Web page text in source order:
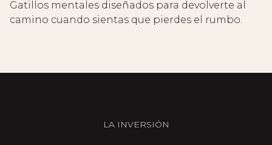
Gatillos mentales diseñados para devolverte al
camino cuando sientas que pierdes el rumbo.
LA INVERSIÓN